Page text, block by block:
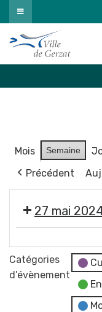
Passer
au
contenu
Mois Semaine
Précédent
27 mai
France
Services
Catégories
d’évènement